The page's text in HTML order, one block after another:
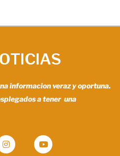
informacion veraz y oportuna.
a tener una